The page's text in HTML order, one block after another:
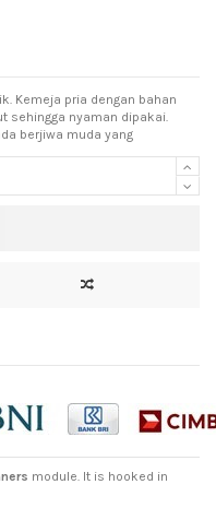
Kemeja pria dengan bahan
sehingga nyaman dipakai.
berjiwa muda yang
module. It is hooked in